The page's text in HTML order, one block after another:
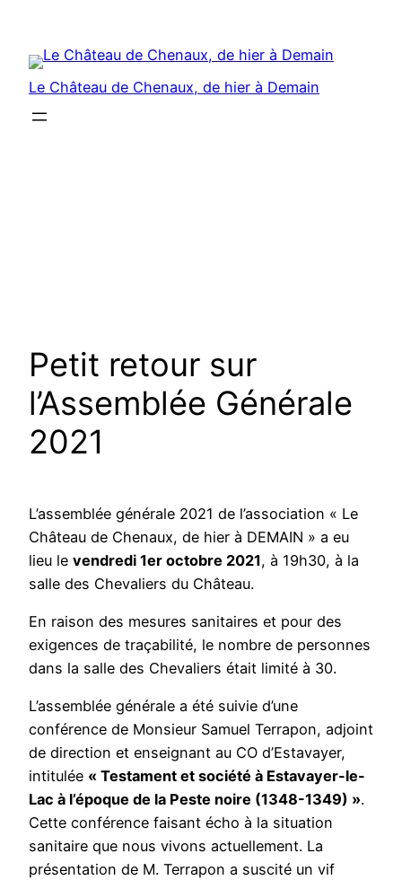
contenu
Le Château de Chenaux, de hier à Demain
Petit retour sur
l’Assemblée Générale
2021
L’assemblée générale 2021 de l’association « Le
Château de Chenaux, de hier à DEMAIN » a eu
lieu le vendredi 1er octobre 2021, à 19h30, à la
salle des Chevaliers du Château.
En raison des mesures sanitaires et pour des
exigences de traçabilité, le nombre de personnes
dans la salle des Chevaliers était limité à 30.
L’assemblée générale a été suivie d’une
conférence de Monsieur Samuel Terrapon, adjoint
de direction et enseignant au CO d’Estavayer,
intitulée « Testament et société à Estavayer-le-
Lac à l’époque de la Peste noire (1348-1349) ».
Cette conférence faisant écho à la situation
sanitaire que nous vivons actuellement. La
présentation de M. Terrapon a suscité un vif